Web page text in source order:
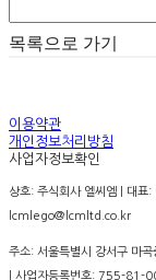
목록으로 가기
이용약관
개인정보처리방침
사업자정보확인
상호: 주식회사 엘씨엠 | 대표
lcmlego@lcmltd.co.kr
주소: 서울특별시 강서구 마
| 사업자등록번호: 755-81-